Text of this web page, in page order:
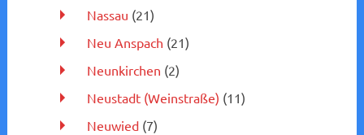
Nassau (21)
Neu Anspach (21)
Neunkirchen (2)
Neustadt (Weinstraße) (11)
Neuwied(7)